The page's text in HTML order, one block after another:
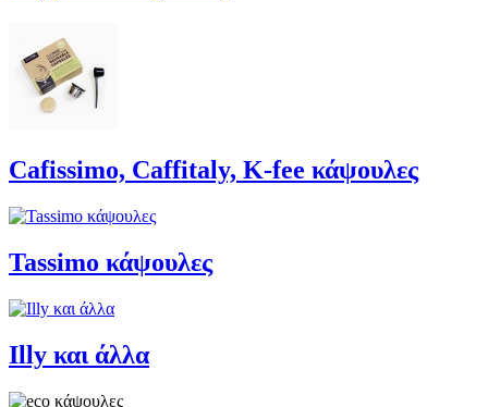
Cafissimo, Caffitaly, K-fee κάψουλες
Tassimo κάψουλες
Illy και άλλα